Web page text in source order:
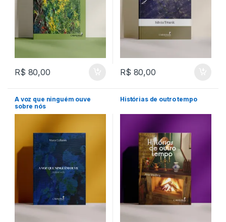
R$ 80,00 R$ 80,00
A voz que ninguém ouve
sobre nós
Histórias de outro tempo